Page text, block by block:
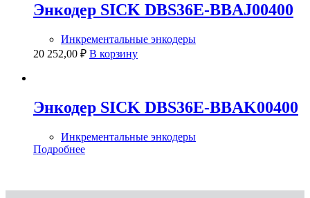
Энкодер SICK DBS36E-BBAJ00400
Инкрементальные энкодеры
20 252,00 ₽ В корзину
Энкодер SICK DBS36E-BBAK00400
Инкрементальные энкодеры
Подробнее